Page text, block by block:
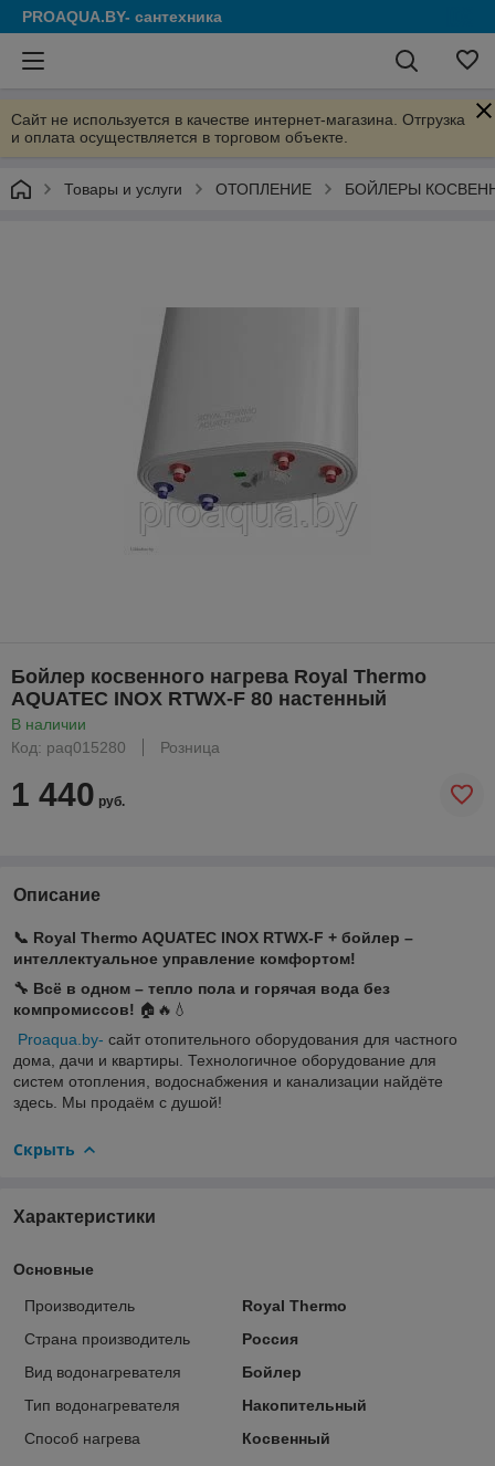
PROAQUA.BY- сантехника
Сайт не используется в качестве интернет-магазина. Отгрузка
и оплата осуществляется в торговом объекте.
Товары и услуги ОТОПЛЕНИЕ БОЙЛЕРЫ
Бойлер косвенного нагрева Royal Thermo
AQUATEC INOX RTWX-F 80 настенный
В наличии
Код: paq015280
Розница
1 440 руб.
Описание
📞 Royal Thermo AQUATEC INOX RTWX-F + бойлер –
интеллектуальное управление комфортом!
🔧 Всё в одном – тепло пола и горячая вода без
компромиссов! 🏠🔥💧
Proaqua.by- сайт отопительного оборудования для частного
дома, дачи и квартиры. Технологичное оборудование для
систем отопления, водоснабжения и канализации найдёте
здесь. Мы продаём с душой!
Скрыть
Характеристики
Основные
Производитель
Royal Thermo
Страна производитель
Россия
Вид водонагревателя
Бойлер
Тип водонагревателя
Накопительный
Способ нагрева
Косвенный